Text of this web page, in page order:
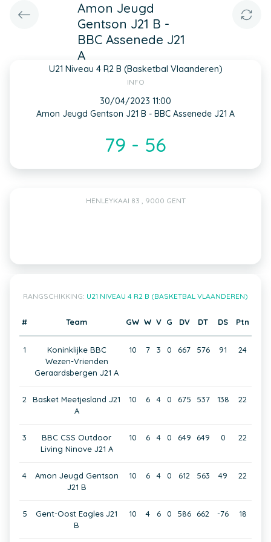
Amon Jeugd
Gentson J21 B -
BBC Assenede J21
A
U21 Niveau 4 R2 B (Basketbal Vlaanderen)
INFO
30/04/2023 11:00
Amon Jeugd Gentson J21 B - BBC Assenede J21 A
79 - 56
HENLEYKAAI 83 , 9000 GENT
RANGSCHIKKING: U21 NIVEAU 4 R2 B (BASKETBAL VLAANDEREN)
# Team GW W V G DV DT DS Ptn
1
Koninklijke BBC
Wezen-Vrienden
Geraardsbergen J21 A
10 7 3 0 667 576 91 24
2
Basket Meetjesland J21
A
10 6 4 0 675 537 138 22
3
BBC CSS Outdoor
Living Ninove J21 A
10 6 4 0 649 649 0 22
4
Amon Jeugd Gentson
J21 B
10 6 4 0 612 563 49 22
5
Gent-Oost Eagles J21
B
10 4 6 0 586 662 -76 18